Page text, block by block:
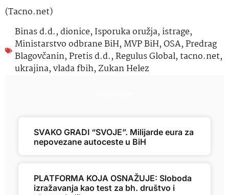
(Tacno.net)
Binas d.d.,dionice, Isporuka oružja, istrage,
Ministarstvo odbrane BiH,MVP BiH,OSA,Predrag
Blagovčanin,Pretis d.d.,Regulus Global, tacno.net,
ukrajina,vlada fbih,Zukan Helez
SVAKO GRADI “SVOJE”. Milijarde eura za
nepovezane autoceste u BiH
PLATFORMA KOJA OSNAŽUJE: Sloboda
izražavanja kao test za bh. društvo i